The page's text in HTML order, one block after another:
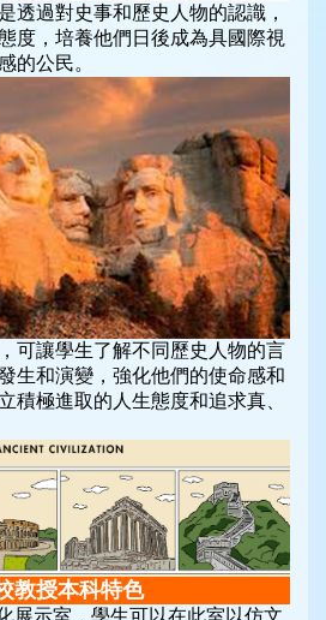
透過對史事和歷史人物的認識，
度，培養他們日後成為具國際視
的公民。
可讓學生了解不同歷史人物的言
生和演變，強化他們的使命感和
積極進取的人生態度和追求真、
教授本科特色